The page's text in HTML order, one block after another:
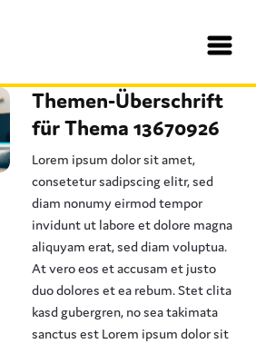
Themen-Überschrift
für Thema 13670926
Lorem ipsum dolor sit amet,
consetetur sadipscing elitr, sed
diam nonumy eirmod tempor
invidunt ut labore et dolore magna
aliquyam erat, sed diam voluptua.
At vero eos et accusam et justo
duo dolores et ea rebum. Stet clita
kasd gubergren, no sea takimata
sanctus est Lorem ipsum dolor sit